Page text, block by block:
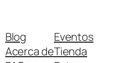
Blog
Acerca de
Eventos
Tienda